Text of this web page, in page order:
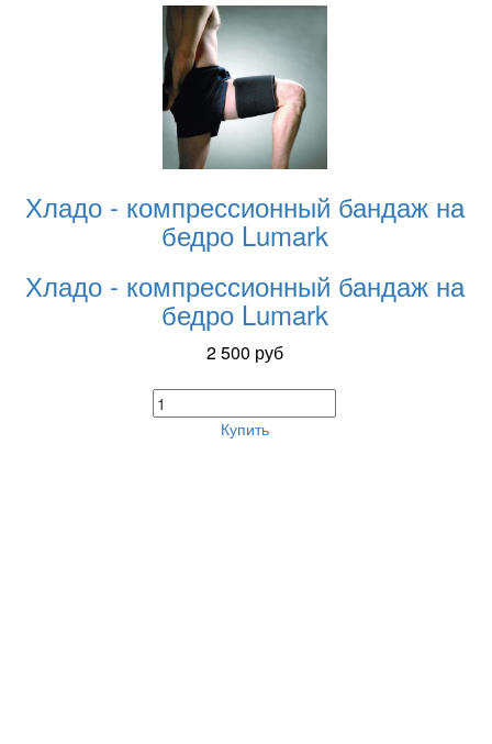
Хладо - компрессионный бандаж на
бедро Lumark
Хладо - компрессионный бандаж на
бедро Lumark
2 500 руб
Купить